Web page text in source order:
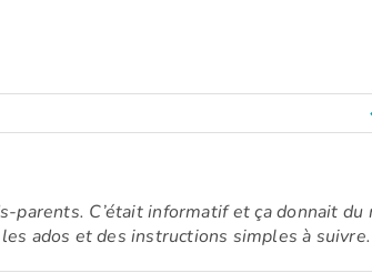
C’était informatif et ça donnait
ados et des instructions simples à suivre.